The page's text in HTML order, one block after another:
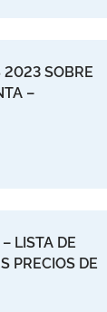
2023 SOBRE
–
LISTA DE
PRECIOS DE